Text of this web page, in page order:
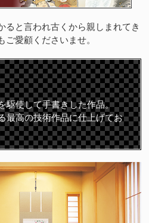
ると言われ古くから親しまれてき
愛顧くださいませ。
駆使して手書きした作品。
最高の技術作品に仕上げてお